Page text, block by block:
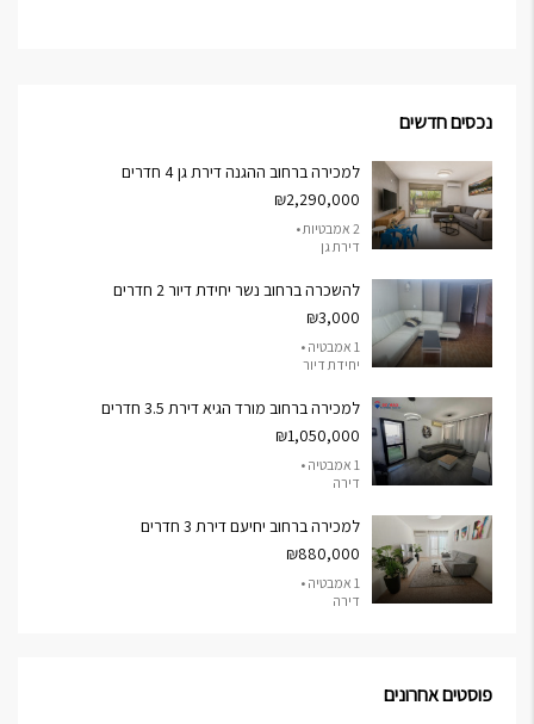
נכסים חדשים
למכירה ברחוב ההגנה דירת גן 4 חדרים
₪2,290,000
2 אמבטיות •
דירת גן
להשכרה ברחוב נשר יחידת דיור 2 חדרים
₪3,000
1 אמבטיה •
יחידת דיור
למכירה ברחוב מורד הגיא דירת 3.5 חדרים
₪1,050,000
1 אמבטיה •
דירה
למכירה ברחוב יחיעם דירת 3 חדרים
₪880,000
1 אמבטיה •
דירה
פוסטים אחרונים